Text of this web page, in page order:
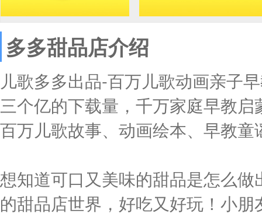
多多甜品店介绍
儿歌多多出品-百万儿歌动画亲子
三个亿的下载量，千万家庭早教
百万儿歌故事、动画绘本、早教
想知道可口又美味的甜品是怎么
的甜品店世界，好吃又好玩！小